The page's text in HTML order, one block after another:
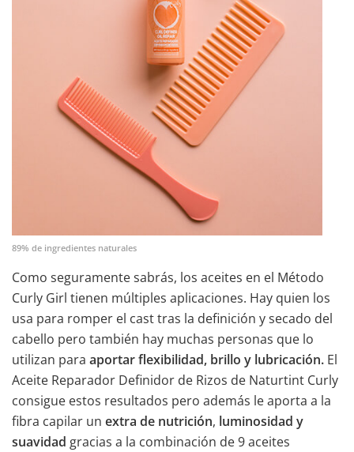
89% de ingredientes naturales
Como seguramente sabrás, los aceites en el Método
Curly Girl tienen múltiples aplicaciones. Hay quien los
usa para romper el cast tras la definición y secado del
cabello pero también hay muchas personas que lo
utilizan para aportar flexibilidad, brillo y lubricación. El
Aceite Reparador Definidor de Rizos de Naturtint Curly
consigue estos resultados pero además le aporta a la
fibra capilar un extra de nutrición, luminosidad y
suavidad gracias a la combinación de 9 aceites